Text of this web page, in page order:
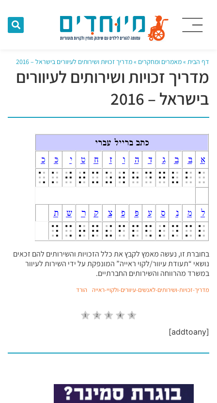
דף הבית »מאמרים ומחקרים »מדריך זכויות ושירותים לעיוורים בישראל – 2016
מדריך זכויות ושירותים לעיוורים
בישראל – 2016
בחוברת זו, נעשה מאמץ לקבץ את כלל הזכויות והשירותים להם זכאים
נושאי “תעודת עיוור/לקוי ראייה” המונפקת על ידי השירות לעיוור
במשרד מהרווחה והשירותים החברתיים.
מדריך-זכויות-ושירותים-לאנשים-עיוורים-ולקויי-ראייה הורד
[addtoany]